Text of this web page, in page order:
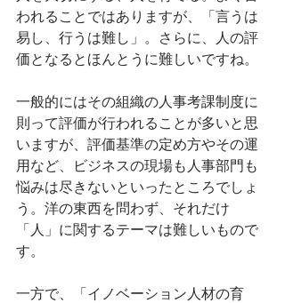
われることではありますが、「言うは
易し、行うは難し」。さらに、人の評
価となるとほんとうに難しいですね。
一般的にはその組織の人事考課制度に
則って評価が行われることが多いと思
いますが、評価基準の定め方やその運
用など、ビジネスの現場も人事部門も
悩みは尽きないといったところでしょ
う。洋の東西を問わず、それだけ
「人」に関するテーマは難しいもので
す。
一方で、「イノベーション人材の育